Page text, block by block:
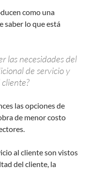
como una
saber lo que está
las necesidades del
de servicio y
las opciones de
de menor costo
al cliente son vistos
del cliente, la